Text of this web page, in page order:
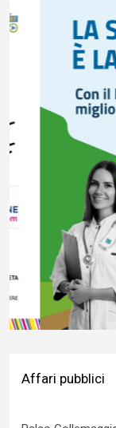
Affari pubblici